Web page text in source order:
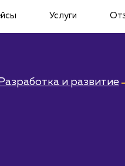
Услуги
Разработка и развитие